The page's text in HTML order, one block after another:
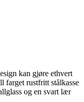
kan gjøre ethvert
farget rustfritt stålkasse
og en svart lær